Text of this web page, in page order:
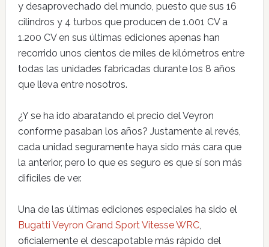
y desaprovechado del mundo, puesto que sus 16
cilindros y 4 turbos que producen de 1.001 CV a
1.200 CV en sus últimas ediciones apenas han
recorrido unos cientos de miles de kilómetros entre
todas las unidades fabricadas durante los 8 años
que lleva entre nosotros.
¿Y se ha ido abaratando el precio del Veyron
conforme pasaban los años? Justamente al revés,
cada unidad seguramente haya sido más cara que
la anterior, pero lo que es seguro es que sí son más
difíciles de ver.
Una de las últimas ediciones especiales ha sido el
Bugatti Veyron Grand Sport Vitesse WRC,
oficialemente el descapotable más rápido del